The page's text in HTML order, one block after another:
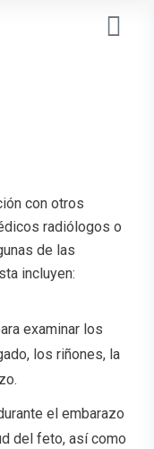
con otros
radiólogos o
de las
incluyen:
examinar los
los riñones, la
el embarazo
del feto, así como